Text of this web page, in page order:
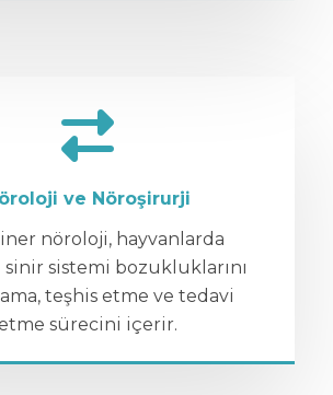
ve Nöroşirurji
nöroloji, hayvanlarda
sistemi bozukluklarını
teşhis etme ve tedavi
sürecini içerir.